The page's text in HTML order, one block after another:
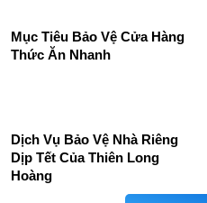
Mục Tiêu Bảo Vệ Cửa Hàng
Thức Ăn Nhanh
Dịch Vụ Bảo Vệ Nhà Riêng
Dịp Tết Của Thiên Long
Hoàng